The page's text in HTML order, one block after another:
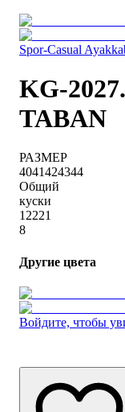
Spor-Casual
KG-
TABAN
РАЗМЕР
4041424344
Общий
куски
12221
8
Другие цвета
Войдите, чтобы